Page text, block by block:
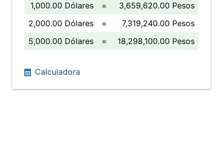
1,000.00 Dólares
=
3,659,620.00 Pesos
2,000.00 Dólares
=
7,319,240.00 Pesos
5,000.00 Dólares
= 18,298,100.00 Pesos
Calculadora